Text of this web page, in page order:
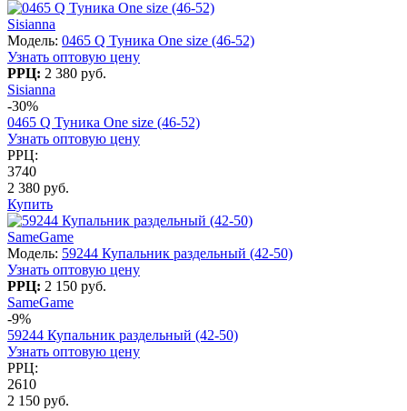
Sisianna
Модель: 0465 Q Туника One size (46-52)
Узнать оптовую цену
РРЦ: 2 380 руб.
Sisianna
-30%
0465 Q Туника One size (46-52)
Узнать оптовую цену
РРЦ:
3740
2 380 руб.
Купить
SameGame
Модель: 59244 Купальник раздельный (42-50)
Узнать оптовую цену
РРЦ: 2 150 руб.
SameGame
-9%
59244 Купальник раздельный (42-50)
Узнать оптовую цену
РРЦ:
2610
2 150 руб.